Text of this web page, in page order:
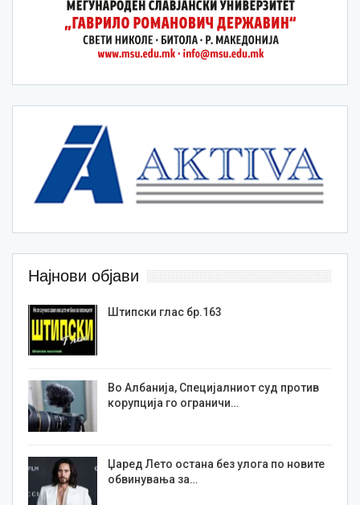
Најнови објави
Штипски глас бр.163
Во Албанија, Специјалниот суд против
корупција го ограничи…
Џаред Лето остана без улога по новите
обвинувања за…